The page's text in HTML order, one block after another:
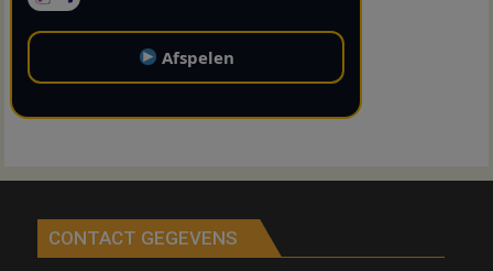
Afspelen
CONTACT GEGEVENS